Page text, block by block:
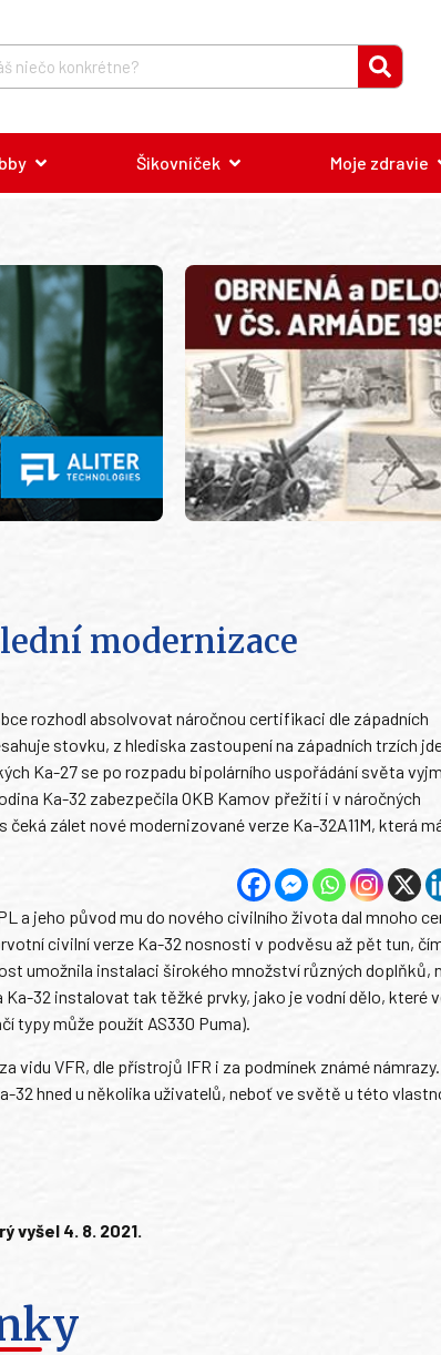
Šikovníček Moje zdravie
modernizace
rozhodl absolvovat náročnou certifikaci dle západních
stovku, z hlediska zastoupení na západních trzích
Ka-27 se po rozpadu bipolárního uspořádání světa
Ka-32 zabezpečila OKB Kamov přežití i v náročných
zálet nové modernizované verze Ka-32A11M, která
a jeho původ mu do nového civilního života dal mnoho
civilní verze Ka-32 nosnosti v podvěsu až pět tun,
umožnila instalaci širokého množství různých doplňků,
32 instalovat tak těžké prvky, jako je vodní dělo, které
typy může použít AS330 Puma).
VFR, dle přístrojů IFR i za podmínek známé námrazy.
32 hned u několika uživatelů, neboť ve světě u této
vyšel 4. 8. 2021.